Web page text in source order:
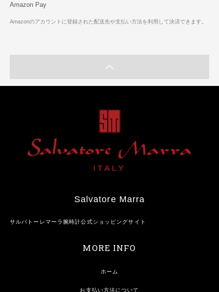
Amazon Pay
Amazonのアカウントに登録された配送先や支払い方法を利用して決済できます。
Salvatore Marra
サルバトーレマーラ腕時計公式ショッピングサイト
MORE INFO
ホーム
お支払い方法について